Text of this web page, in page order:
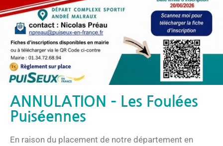
ANNULATION – Les Foulées
Puiséennes
En raison du placement de notre département en